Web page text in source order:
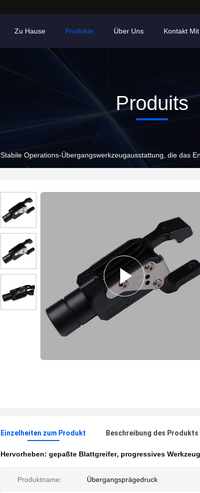
Zu Hause Produkte Über Uns Kontakt
Produits
Stabile Operations-Übergangswerkzeugausstattung, die das
Einzelheiten zum Produkt Beschreibung des Produkts
Hervorheben: gepaßte Blattgreifer, progressives
Produktname: Übergangsprägedruck